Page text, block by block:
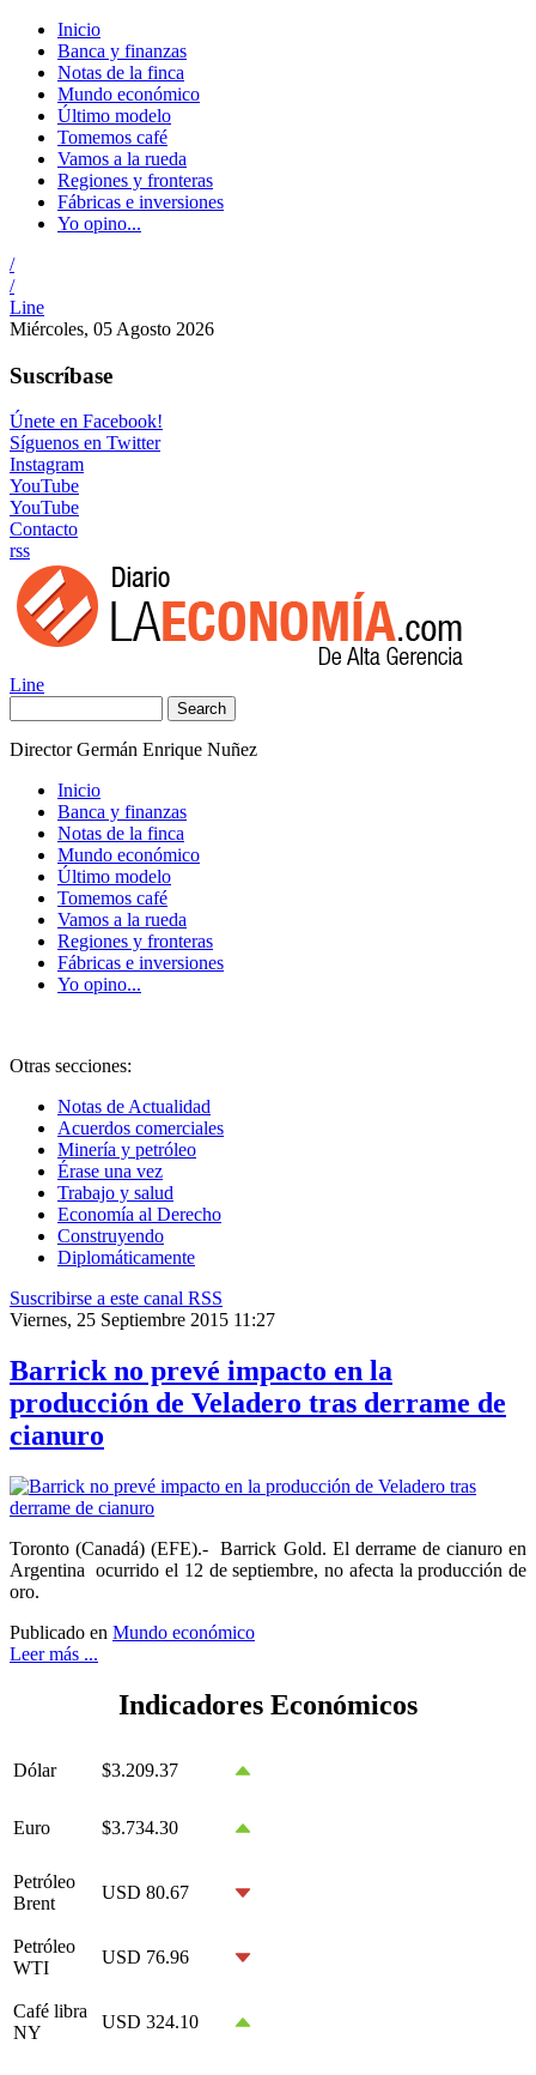
Inicio
Banca y finanzas
Notas de la finca
Mundo económico
Último modelo
Tomemos café
Vamos a la rueda
Regiones y fronteras
Fábricas e inversiones
Yo opino...
/
/
Line
Miércoles, 05 Agosto 2026
Suscríbase
Únete en Facebook!
Síguenos en Twitter
Instagram
YouTube
YouTube
Contacto
rss
Line
Search
Director Germán Enrique Nuñez
Inicio
Banca y finanzas
Notas de la finca
Mundo económico
Último modelo
Tomemos café
Vamos a la rueda
Regiones y fronteras
Fábricas e inversiones
Yo opino...
Otras secciones:
Notas de Actualidad
Acuerdos comerciales
Minería y petróleo
Érase una vez
Trabajo y salud
Economía al Derecho
Construyendo
Diplomáticamente
Suscribirse a este canal RSS
Viernes, 25 Septiembre 2015 11:27
Barrick no prevé impacto en la
producción de Veladero tras derrame de
cianuro
Toronto (Canadá) (EFE).- Barrick Gold. El derrame de cianuro en
Argentina ocurrido el 12 de septiembre, no afecta la producción de
oro.
Publicado en Mundo económico
Leer más ...
Indicadores Económicos
Dólar $3.209.37
Euro $3.734.30
Petróleo
Brent
USD 80.67
Petróleo
WTI
USD 76.96
Café libra
NY
USD 324.10